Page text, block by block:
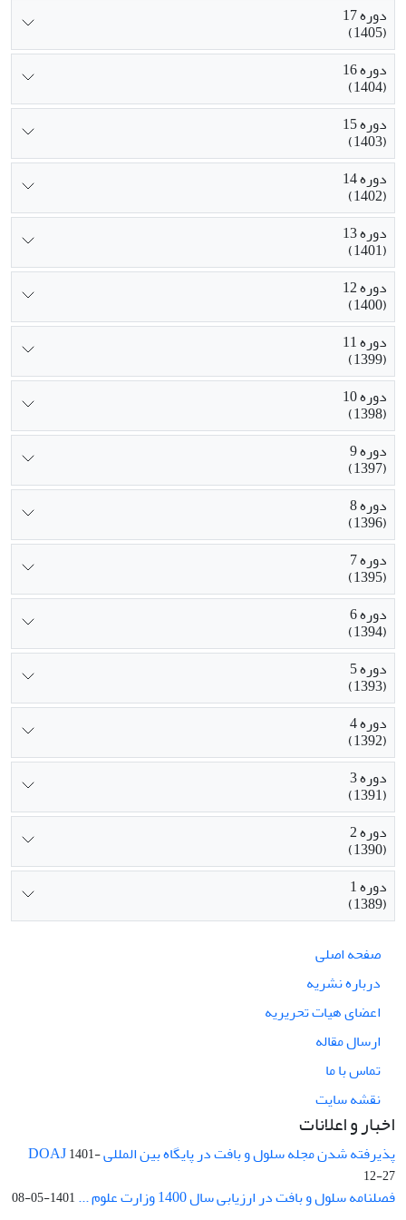
دوره 17
(1405)
دوره 16
(1404)
دوره 15
(1403)
دوره 14
(1402)
دوره 13
(1401)
دوره 12
(1400)
دوره 11
(1399)
دوره 10
(1398)
دوره 9
(1397)
دوره 8
(1396)
دوره 7
(1395)
دوره 6
(1394)
دوره 5
(1393)
دوره 4
(1392)
دوره 3
(1391)
دوره 2
(1390)
دوره 1
(1389)
صفحه اصلی
درباره نشریه
اعضای هیات تحریریه
ارسال مقاله
تماس با ما
نقشه سایت
اخبار و اعلانات
پذیرفته شدن مجله سلول و بافت در پایگاه بین المللی DOAJ1401-
12-27
فصلنامه سلول و بافت در ارزیابی سال 1400 وزارت علوم ... 1401-05-08